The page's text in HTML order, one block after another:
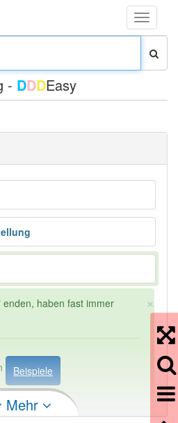
Toggle
- DDDEasy
×
enden, haben fast immer
Beispiele
Beispiele
Mehr